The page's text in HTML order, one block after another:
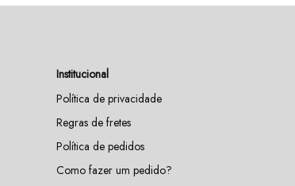
Institucional
Política de privacidade
Regras de fretes
Política de pedidos
Como fazer um pedido?